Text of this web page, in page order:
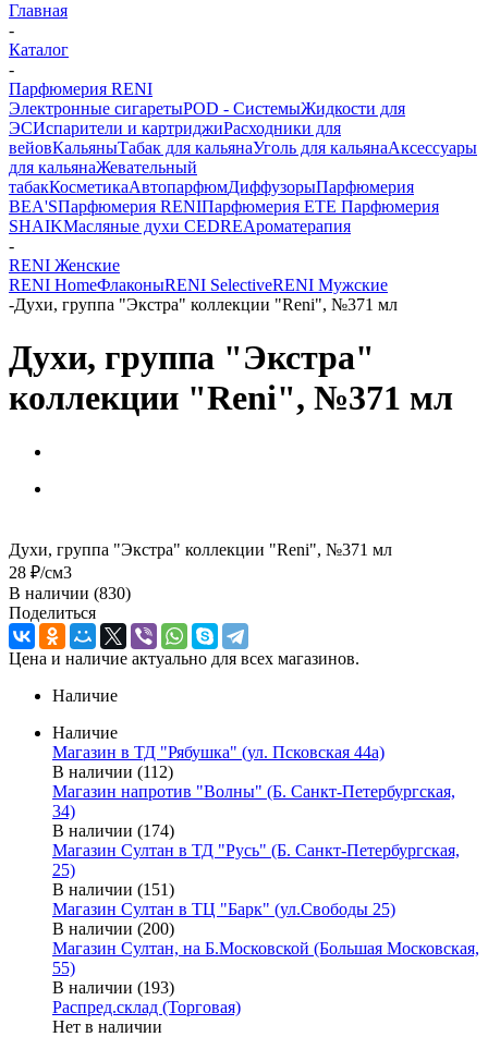
Главная
-
Каталог
-
Парфюмерия RENI
Электронные сигаретыPOD - СистемыЖидкости для
ЭСИспарители и картриджиРасходники для
вейовКальяныТабак для кальянаУголь для кальянаАксессуары
для кальянаЖевательный
табакКосметикаАвтопарфюмДиффузорыПарфюмерия
BEA'SПарфюмерия RENIПарфюмерия ETE Парфюмерия
SHAIKМасляные духи CEDREАроматерапия
-
RENI Женские
RENI HomeФлаконыRENI SelectiveRENI Мужские
-Духи, группа "Экстра" коллекции "Reni", №371 мл
Духи, группа "Экстра"
коллекции "Reni", №371 мл
Духи, группа "Экстра" коллекции "Reni", №371 мл
28 ₽/см3
В наличии (830)
Поделиться
Цена и наличие актуально для всех магазинов.
Наличие
Наличие
Магазин в ТД "Рябушка" (ул. Псковская 44а)
В наличии (112)
Магазин напротив "Волны" (Б. Санкт-Петербургская,
34)
В наличии (174)
Магазин Султан в ТД "Русь" (Б. Санкт-Петербургская,
25)
В наличии (151)
Магазин Султан в ТЦ "Барк" (ул.Свободы 25)
В наличии (200)
Магазин Султан, на Б.Московской (Большая Московская,
55)
В наличии (193)
Распред.склад (Торговая)
Нет в наличии